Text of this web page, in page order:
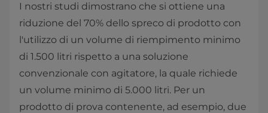
I nostri studi dimostrano che si ottiene una
riduzione del 70% dello spreco di prodotto con
l'utilizzo di un volume di riempimento minimo
di 1.500 litri rispetto a una soluzione
convenzionale con agitatore, la quale richiede
un volume minimo di 5.000 litri. Per un
prodotto di prova contenente, ad esempio, due